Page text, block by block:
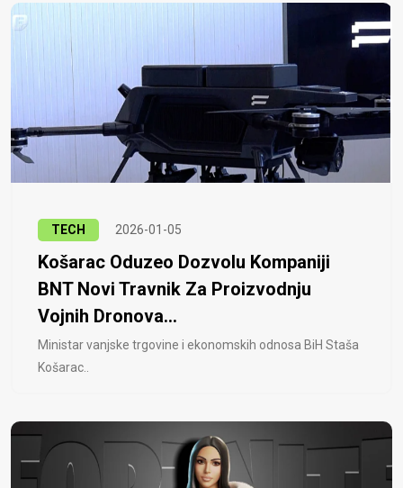
TECH 2026-01-05
Košarac Oduzeo Dozvolu Kompaniji
BNT Novi Travnik Za Proizvodnju
Vojnih Dronova...
Ministar vanjske trgovine i ekonomskih odnosa BiH Staša
Košarac..